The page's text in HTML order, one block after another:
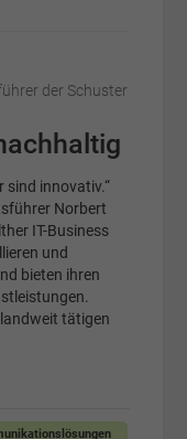
der Schuster
sind innovativ.“
Norbert
IT-Business
und
bieten ihren
tätigen